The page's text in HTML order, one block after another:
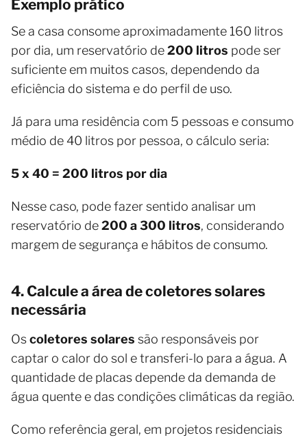
Exemplo prático
Se a casa consome aproximadamente 160 litros
por dia, um reservatório de200 litros pode ser
suficiente em muitos casos, dependendo da
eficiência do sistema e do perfil de uso.
Já para uma residência com 5 pessoas e consumo
médio de 40 litros por pessoa, o cálculo seria:
5 x 40 = 200 litros por dia
Nesse caso, pode fazer sentido analisar um
reservatório de200 a 300 litros, considerando
margem de segurança e hábitos de consumo.
4. Calcule a área de coletores solares
necessária
Oscoletores solares são responsáveis por
captar o calor do sol e transferi-lo para a água. A
quantidade de placas depende da demanda de
água quente e das condições climáticas da região.
Como referência geral, em projetos residenciais